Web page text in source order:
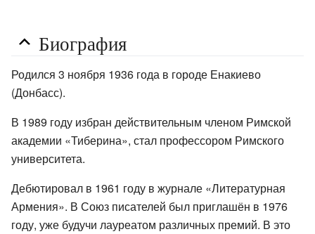
Биография
Родился 3 ноября 1936 года в городе Енакиево
(Донбасс).
В 1989 году избран действительным членом Римской
академии «Тиберина», стал профессором Римского
университета.
Дебютировал в 1961 году в журнале «Литературная
Армения». В Союз писателей был приглашён в 1976
году, уже будучи лауреатом различных премий. В это